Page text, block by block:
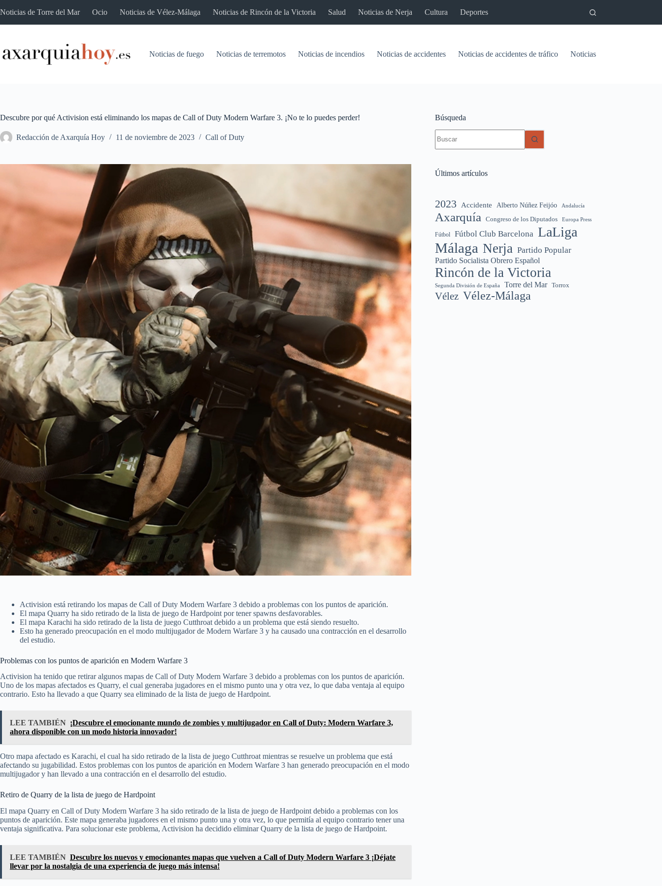
al
Noticias de Torre del Mar Ocio Noticias de Vélez-Málaga Noticias de Rincón de la Victoria Salud Noticias de Nerja Cultura Deportes
Noticias de fuego Noticias de terremotos Noticias de incendios Noticias de accidentes Noticias de accidentes de tráfico Noticias del pantano de
Descubre por qué Activision está eliminando los mapas de Call of Duty Modern Warfare 3. ¡No te lo puedes perder!
Redacción de Axarquía Hoy 11 de noviembre de 2023 Call of Duty
Activision está retirando los mapas de Call of Duty Modern Warfare 3 debido a problemas con los puntos de aparición.
El mapa Quarry ha sido retirado de la lista de juego de Hardpoint por tener spawns desfavorables.
El mapa Karachi ha sido retirado de la lista de juego Cutthroat debido a un problema que está siendo resuelto.
Esto ha generado preocupación en el modo multijugador de Modern Warfare 3 y ha causado una contracción en el desarrollo
del estudio.
Problemas con los puntos de aparición en Modern Warfare 3
Activision ha tenido que retirar algunos mapas de Call of Duty Modern Warfare 3 debido a problemas con los puntos de aparición.
Uno de los mapas afectados es Quarry, el cual generaba jugadores en el mismo punto una y otra vez, lo que daba ventaja al equipo
contrario. Esto ha llevado a que Quarry sea eliminado de la lista de juego de Hardpoint.
LEE TAMBIÉN ¡Descubre el emocionante mundo de zombies y multijugador en Call of Duty: Modern Warfare 3,
ahora disponible con un modo historia innovador!
Otro mapa afectado es Karachi, el cual ha sido retirado de la lista de juego Cutthroat mientras se resuelve un problema que está
afectando su jugabilidad. Estos problemas con los puntos de aparición en Modern Warfare 3 han generado preocupación en el modo
multijugador y han llevado a una contracción en el desarrollo del estudio.
Retiro de Quarry de la lista de juego de Hardpoint
El mapa Quarry en Call of Duty Modern Warfare 3 ha sido retirado de la lista de juego de Hardpoint debido a problemas con los
puntos de aparición. Este mapa generaba jugadores en el mismo punto una y otra vez, lo que permitía al equipo contrario tener una
ventaja significativa. Para solucionar este problema, Activision ha decidido eliminar Quarry de la lista de juego de Hardpoint.
LEE TAMBIÉN Descubre los nuevos y emocionantes mapas que vuelven a Call of Duty Modern Warfare 3 ¡Déjate
llevar por la nostalgia de una experiencia de juego más intensa!
Búsqueda
resultados
Últimos artículos
2023 Accidente Alberto Núñez Feijóo Andalucía
Axarquía Congreso de los Diputados Europa Press
Fútbol Fútbol Club Barcelona LaLiga
Málaga Nerja Partido Popular
Partido Socialista Obrero Español
Rincón de la Victoria
Segunda División de España Torre del Mar Torrox
Vélez Vélez-Málaga